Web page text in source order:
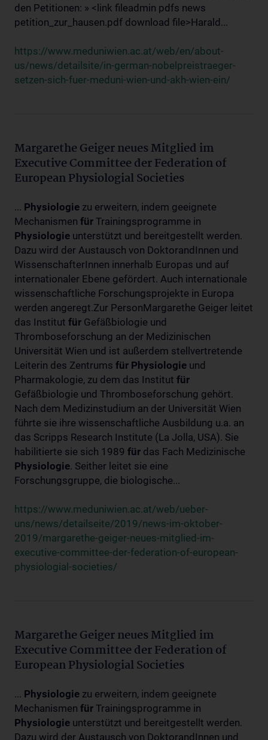
den Petitionen: » <link fileadmin pdfs news
petition_zur_hausen.pdf download file>Harald...
https://www.meduniwien.ac.at/web/en/about-
us/news/detailsite/in-german-nobelpreistraeger-
setzen-sich-fuer-meduni-wien-und-akh-wien-ein/
Margarethe Geiger neues Mitglied im
Executive Committee der Federation of
European Physiologial Societies
... Physiologie zu erweitern, indem geeignete
Mechanismen für Trainingsprogramme in
Physiologie unterstützt und bereitgestellt werden.
Dazu wird der Austausch von DoktorandInnen und
WissenschafterInnen innerhalb Europas und auf
internationaler Ebene gefördert. Auch internationale
wissenschaftliche Forschungsprojekte in Europa
werden angeregt.Zur PersonMargarethe Geiger leitet
das Institut für Gefäßbiologie und
Thromboseforschung an der Medizinischen
Universität Wien und ist außerdem stellvertretende
Leiterin des Zentrums für Physiologie und
Pharmakologie, zu dem das Institut für
Gefäßbiologie und Thromboseforschung gehört.
Nach dem Medizinstudium an der Universität Wien
führte sie ihre wissenschaftliche Ausbildung u.a. an
das Scripps Research Institute (La Jolla, USA). Sie
habilitierte sie sich 1989 für das Fach Medizinische
Physiologie. Seither leitet sie eine
Forschungsgruppe, die biologische...
https://www.meduniwien.ac.at/web/ueber-
uns/news/detailseite/2019/news-im-oktober-
2019/margarethe-geiger-neues-mitglied-im-
executive-committee-der-federation-of-european-
physiologial-societies/
Margarethe Geiger neues Mitglied im
Executive Committee der Federation of
European Physiologial Societies
... Physiologie zu erweitern, indem geeignete
Mechanismen für Trainingsprogramme in
Physiologie unterstützt und bereitgestellt werden.
Dazu wird der Austausch von DoktorandInnen und